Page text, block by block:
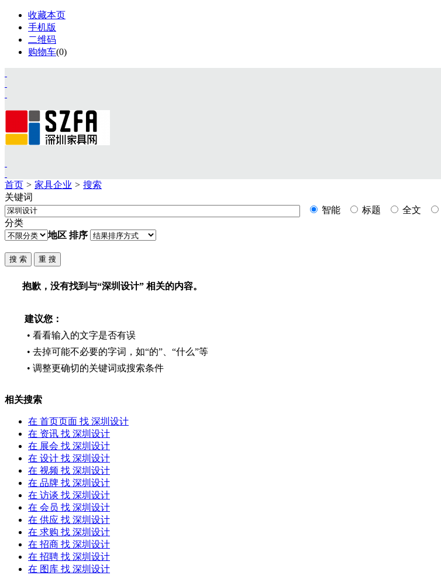
收藏本页
手机版
二维码
购物车(0)
首页
资讯
展会
设计
会员
供应
家具
饰品
首页 > 家具企业 > 搜索
关键词
智能
标题 全文
分类
地区 排序
抱歉，没有找到与“深圳设计” 相关的内容。
建议您：
• 看看输入的文字是否有误
• 去掉可能不必要的字词，如“的”、“什么”等
• 调整更确切的关键词或搜索条件
相关搜索
在 首页页面 找 深圳设计
在 资讯 找 深圳设计
在 展会 找 深圳设计
在 设计 找 深圳设计
在 视频 找 深圳设计
在 品牌 找 深圳设计
在 访谈 找 深圳设计
在 会员 找 深圳设计
在 供应 找 深圳设计
在 求购 找 深圳设计
在 招商 找 深圳设计
在 招聘 找 深圳设计
在 图库 找 深圳设计